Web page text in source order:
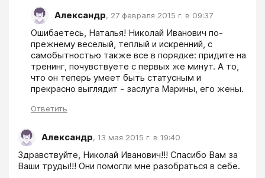
Александр, 27 февраля 2015 г. в 09:37
Ошибаетесь, Наталья! Николай Иванович по-
прежнему веселый, теплый и искренний, с
самобытностью также все в порядке: придите на
тренинг, почувствуете с первых же минут. А то,
что он теперь умеет быть статусным и
прекрасно выглядит - заслуга Марины, его жены.
Ответить
Александр, 13 мая 2015 г. в 19:40
Здравствуйте, Николай Иванович!!! Спасибо Вам за
Ваши труды!!! Они помогли мне разобраться в себе.